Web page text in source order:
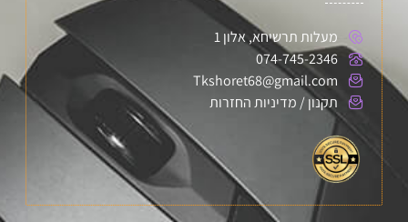
מעלות תרשיחא, אלון 1
074-745-2346
Tkshoret68@gmail.com
תקנון / מדיניות החזרות